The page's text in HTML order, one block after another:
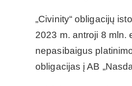
„Civinity“ obligacijų
2023 m. antroji 8 mln.
nepasibaigus
obligacijas į AB